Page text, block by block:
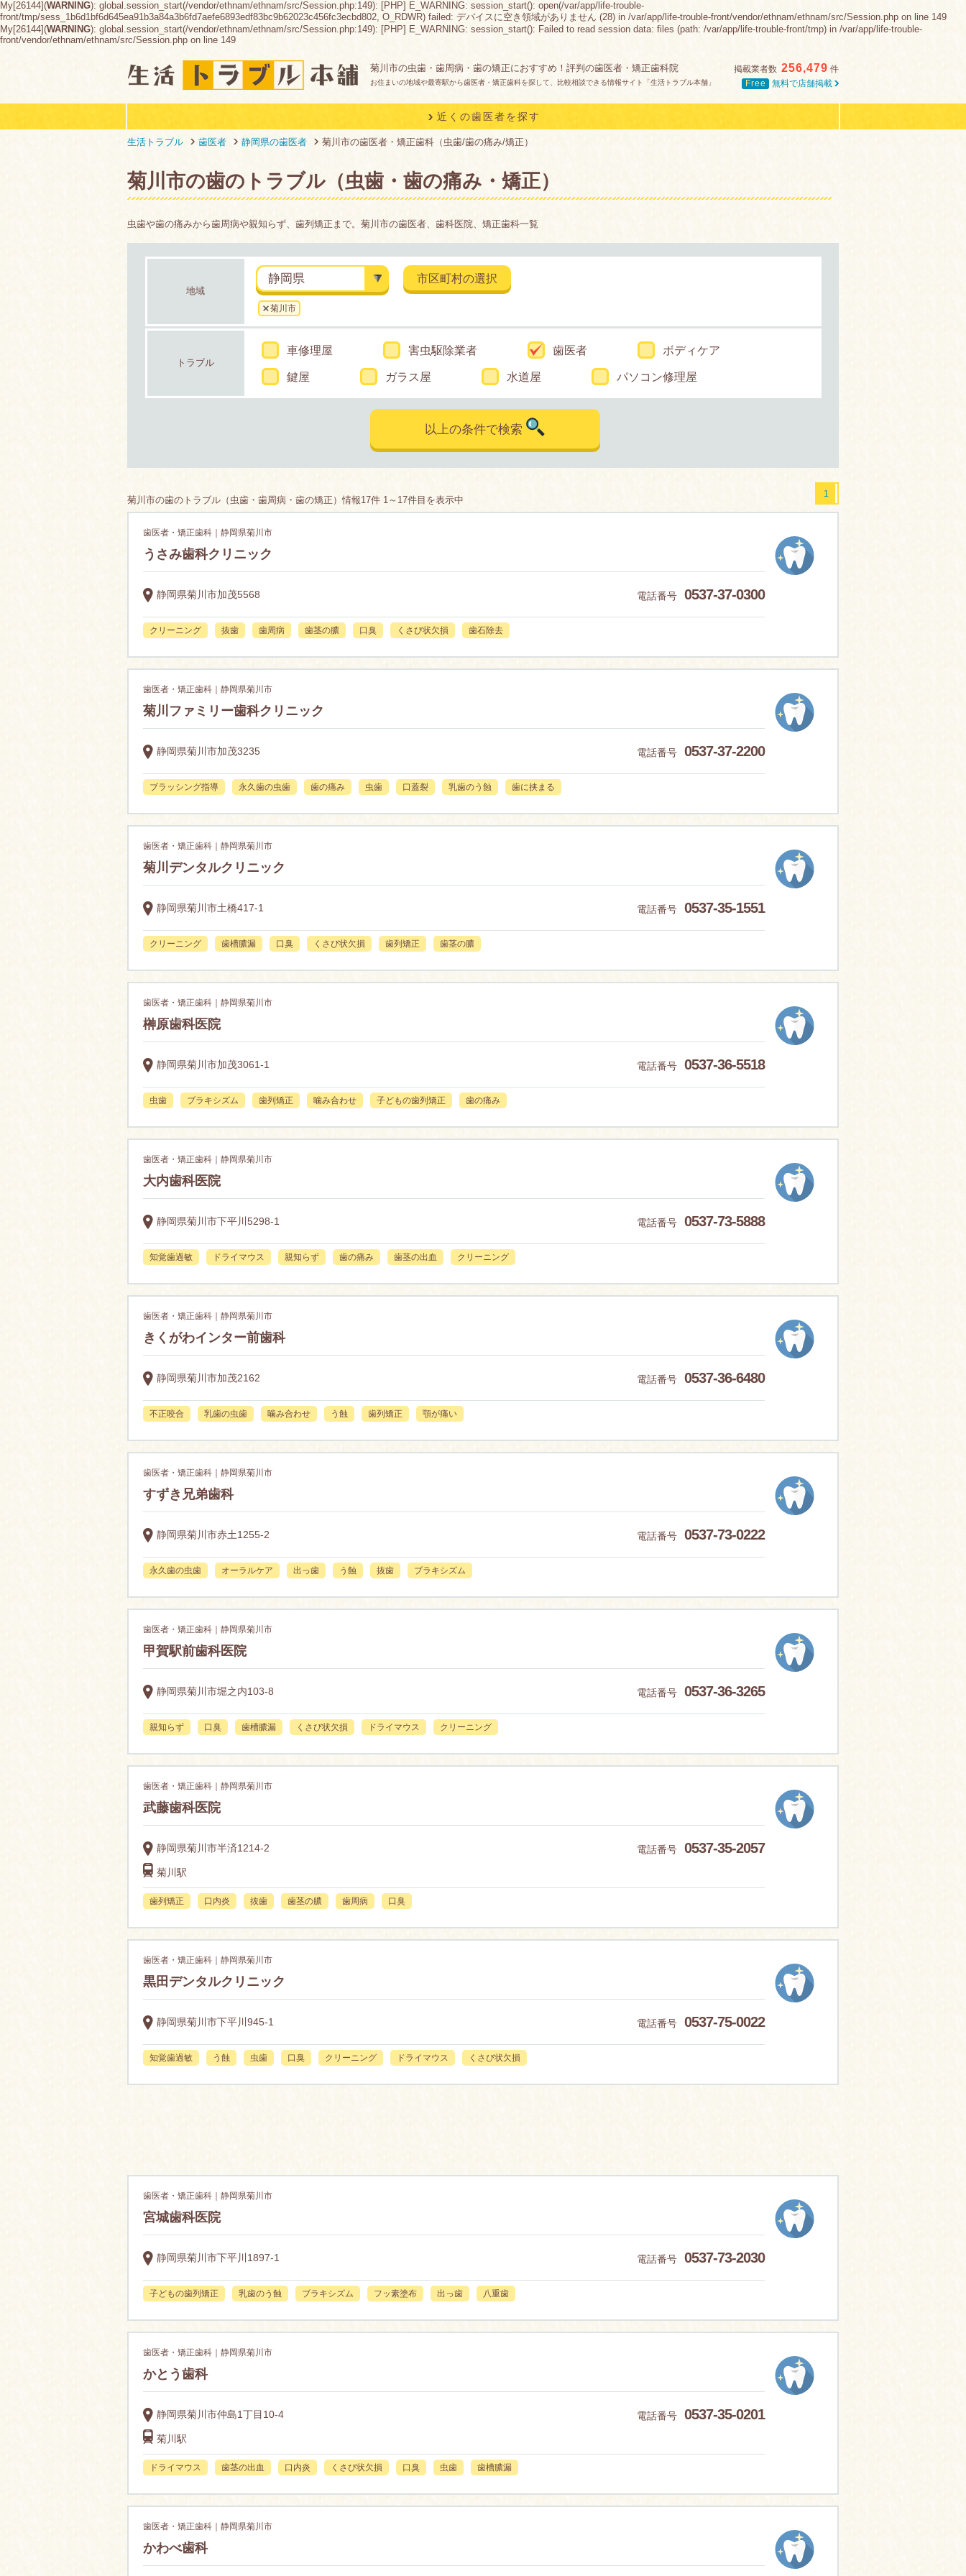
My[26144](WARNING): global.session_start(/vendor/ethnam/ethnam/src/Session.php:149): [PHP] E_WARNING: session_start(): open(/var/app/life-trouble-
front/tmp/sess_1b6d1bf6d645ea91b3a84a3b6fd7aefe6893edf83bc9b62023c456fc3ecbd802, O_RDWR) failed: デバイスに空き領域がありません (28) in /var/app/life-trouble-front/vendor/ethnam/ethnam/src/Session.php on line 149
My[26144](WARNING): global.session_start(/vendor/ethnam/ethnam/src/Session.php:149): [PHP] E_WARNING: session_start(): Failed to read session data: files (path: /var/app/life-trouble-front/tmp) in /var/app/life-trouble-
front/vendor/ethnam/ethnam/src/Session.php on line 149
菊川市の虫歯・歯周病・歯の矯正におすすめ！評判の歯医者・矯正歯科院
お住まいの地域や最寄駅から歯医者・矯正歯科を探して、比較相談できる情報サイト「生活トラブル本舗」
掲載業者数 256,479 件
Free
無料で店舗掲載
近くの歯医者を探す
生活トラブル 歯医者 静岡県の歯医者 菊川市の歯医者・矯正歯科（虫歯/歯の痛み/矯正）
菊川市の歯のトラブル（虫歯・歯の痛み・矯正）
虫歯や歯の痛みから歯周病や親知らず、歯列矯正まで。菊川市の歯医者、歯科医院、矯正歯科一覧
地域
静岡県 市区町村の選択
菊川市
トラブル
車修理屋 害虫駆除業者 歯医者 ボディケア
鍵屋 ガラス屋 水道屋 パソコン修理屋
以上の条件で検索
菊川市の歯のトラブル（虫歯・歯周病・歯の矯正）情報17件 1～17件目を表示中
1
歯医者・矯正歯科｜静岡県菊川市
うさみ歯科クリニック
静岡県菊川市加茂5568 電話番号 0537-37-0300
クリーニング 抜歯 歯周病 歯茎の膿 口臭 くさび状欠損 歯石除去
歯医者・矯正歯科｜静岡県菊川市
菊川ファミリー歯科クリニック
静岡県菊川市加茂3235 電話番号 0537-37-2200
ブラッシング指導 永久歯の虫歯 歯の痛み 虫歯 口蓋裂 乳歯のう蝕 歯に挟まる
歯医者・矯正歯科｜静岡県菊川市
菊川デンタルクリニック
静岡県菊川市土橋417-1 電話番号 0537-35-1551
クリーニング 歯槽膿漏 口臭 くさび状欠損 歯列矯正 歯茎の膿
歯医者・矯正歯科｜静岡県菊川市
榊原歯科医院
静岡県菊川市加茂3061-1 電話番号 0537-36-5518
虫歯 ブラキシズム 歯列矯正 噛み合わせ 子どもの歯列矯正 歯の痛み
歯医者・矯正歯科｜静岡県菊川市
大内歯科医院
静岡県菊川市下平川5298-1 電話番号 0537-73-5888
知覚歯過敏 ドライマウス 親知らず 歯の痛み 歯茎の出血 クリーニング
歯医者・矯正歯科｜静岡県菊川市
きくがわインター前歯科
静岡県菊川市加茂2162 電話番号 0537-36-6480
不正咬合 乳歯の虫歯 噛み合わせ う蝕 歯列矯正 顎が痛い
歯医者・矯正歯科｜静岡県菊川市
すずき兄弟歯科
静岡県菊川市赤土1255-2 電話番号 0537-73-0222
永久歯の虫歯 オーラルケア 出っ歯 う蝕 抜歯 ブラキシズム
歯医者・矯正歯科｜静岡県菊川市
甲賀駅前歯科医院
静岡県菊川市堀之内103-8 電話番号 0537-36-3265
親知らず 口臭 歯槽膿漏 くさび状欠損 ドライマウス クリーニング
歯医者・矯正歯科｜静岡県菊川市
武藤歯科医院
静岡県菊川市半済1214-2 電話番号 0537-35-2057
菊川駅
歯列矯正 口内炎 抜歯 歯茎の膿 歯周病 口臭
歯医者・矯正歯科｜静岡県菊川市
黒田デンタルクリニック
静岡県菊川市下平川945-1 電話番号 0537-75-0022
知覚歯過敏 う蝕 虫歯 口臭 クリーニング ドライマウス くさび状欠損
歯医者・矯正歯科｜静岡県菊川市
宮城歯科医院
静岡県菊川市下平川1897-1 電話番号 0537-73-2030
子どもの歯列矯正 乳歯のう蝕 ブラキシズム フッ素塗布 出っ歯 八重歯
歯医者・矯正歯科｜静岡県菊川市
かとう歯科
静岡県菊川市仲島1丁目10-4 電話番号 0537-35-0201
菊川駅
ドライマウス 歯茎の出血 口内炎 くさび状欠損 口臭 虫歯 歯槽膿漏
歯医者・矯正歯科｜静岡県菊川市
かわべ歯科